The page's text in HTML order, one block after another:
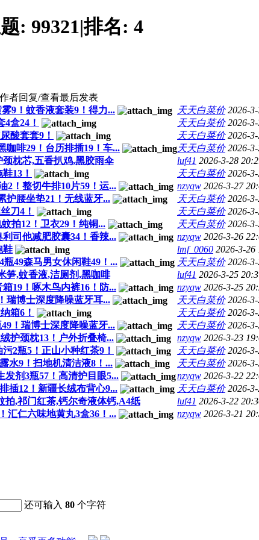
: 99321|排名: 4
作者回复/查看最后发表
9！蚊香液套装9！得力... 天天白菜价 2026-
4盒24！ 天天白菜价 2026-
酸套套9！ 天天白菜价 2026-
咖啡29！台历排插19！车... 天天白菜价 2026-
枕芯,五香扒鸡,黑胶雨伞 luf41 2026-3-28
13！ 天天白菜价 2026-
2！整切牛排10片59！运... nzyqw 2026-3-27
护腰坐垫21！无线蓝牙... 天天白菜价 2026-
刀4！ 天天白菜价 2026-
拍12！卫衣29！纯铜... 天天白菜价 2026-
司他减肥胶囊34！香辣... nzyqw 2026-3-26
鞋 lmf_0060 2026-3-26
49森马男女休闲鞋49！... 天天白菜价 2026-
笋,蚊香液,洁厕剂,黑咖啡 luf41 2026-3-25
19！啄木鸟内裤16！防... nzyqw 2026-3-25
瑞博士深度降噪蓝牙耳... 天天白菜价 2026-
箱6！ 天天白菜价 2026-
！瑞博士深度降噪蓝牙... 天天白菜价 2026-
护颈枕13！户外折叠椅... nzyqw 2026-3-23
2瓶5！正山小种红茶9！ 天天白菜价 2026-
水9！扫地机清洁液8！... 天天白菜价 2026-
发剂3瓶57！高清护目眼5... nzyqw 2026-3-22
插12！新疆长绒布背心9... 天天白菜价 2026-
拍,祁门红茶,钙尔奇液体钙,A4纸 luf41 2026-3-22
汇仁六味地黄丸3盒36！... nzyqw 2026-3-21
还可输入80 个字符